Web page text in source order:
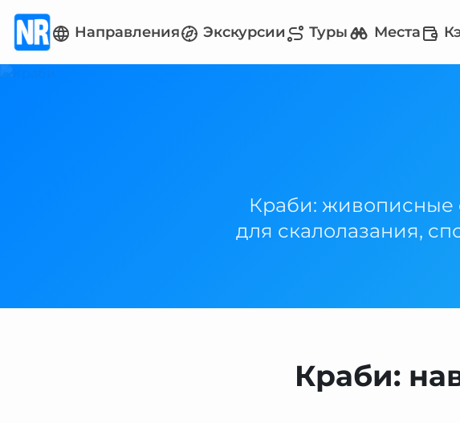
Направления Экскурсии Туры Места
Краби: живописные
для скалолазания,
Краби: